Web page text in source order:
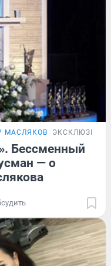
МАСЛЯКОВ ЭКСКЛЮЗИВ
Бессменный
— о